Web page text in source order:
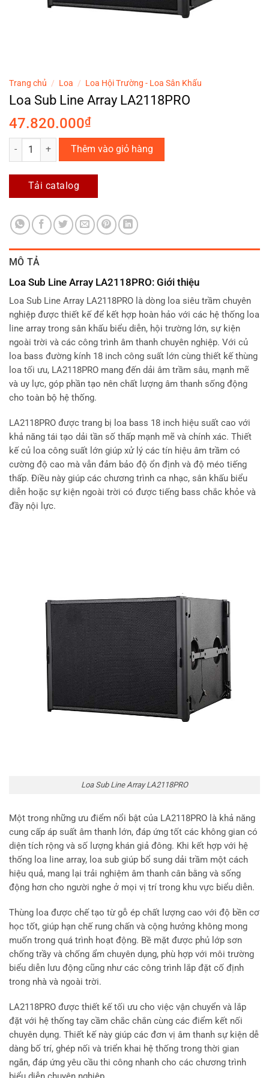
Trang chủ / Loa / Loa Hội Trường - Loa Sân Khấu
Loa Sub Line Array LA2118PRO
47.820.000₫
Loa Sub Line Array LA2118PRO số lượng
Thêm vào giỏ hàng
Tải catalog
MÔ TẢ
Loa Sub Line Array LA2118PRO: Giới thiệu
Loa Sub Line Array LA2118PRO là dòng loa siêu trầm chuyên
nghiệp được thiết kế để kết hợp hoàn hảo với các hệ thống loa
line array trong sân khấu biểu diễn, hội trường lớn, sự kiện
ngoài trời và các công trình âm thanh chuyên nghiệp. Với củ
loa bass đường kính 18 inch công suất lớn cùng thiết kế thùng
loa tối ưu, LA2118PRO mang đến dải âm trầm sâu, mạnh mẽ
và uy lực, góp phần tạo nên chất lượng âm thanh sống động
cho toàn bộ hệ thống.
LA2118PRO được trang bị loa bass 18 inch hiệu suất cao với
khả năng tái tạo dải tần số thấp mạnh mẽ và chính xác. Thiết
kế củ loa công suất lớn giúp xử lý các tín hiệu âm trầm có
cường độ cao mà vẫn đảm bảo độ ổn định và độ méo tiếng
thấp. Điều này giúp các chương trình ca nhạc, sân khấu biểu
diễn hoặc sự kiện ngoài trời có được tiếng bass chắc khỏe và
đầy nội lực.
Loa Sub Line Array LA2118PRO
Một trong những ưu điểm nổi bật của LA2118PRO là khả năng
cung cấp áp suất âm thanh lớn, đáp ứng tốt các không gian có
diện tích rộng và số lượng khán giả đông. Khi kết hợp với hệ
thống loa line array, loa sub giúp bổ sung dải trầm một cách
hiệu quả, mang lại trải nghiệm âm thanh cân bằng và sống
động hơn cho người nghe ở mọi vị trí trong khu vực biểu diễn.
Thùng loa được chế tạo từ gỗ ép chất lượng cao với độ bền cơ
học tốt, giúp hạn chế rung chấn và cộng hưởng không mong
muốn trong quá trình hoạt động. Bề mặt được phủ lớp sơn
chống trầy và chống ẩm chuyên dụng, phù hợp với môi trường
biểu diễn lưu động cũng như các công trình lắp đặt cố định
trong nhà và ngoài trời.
LA2118PRO được thiết kế tối ưu cho việc vận chuyển và lắp
đặt với hệ thống tay cầm chắc chắn cùng các điểm kết nối
chuyên dụng. Thiết kế này giúp các đơn vị âm thanh sự kiện dễ
dàng bố trí, ghép nối và triển khai hệ thống trong thời gian
ngắn, đáp ứng yêu cầu thi công nhanh cho các chương trình